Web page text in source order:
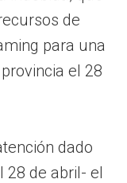
de
para una
el 28
dado
28 de abril- el